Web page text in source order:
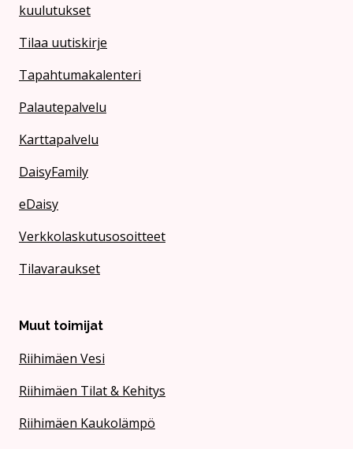
kuulutukset
Tilaa uutiskirje
Tapahtumakalenteri
Palautepalvelu
Karttapalvelu
DaisyFamily
eDaisy
Verkkolaskutusosoitteet
Tilavaraukset
Muut toimijat
Riihimäen Vesi
Riihimäen Tilat & Kehitys
Riihimäen Kaukolämpö